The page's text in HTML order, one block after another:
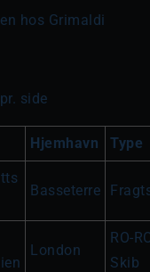
hos Grimaldi
side
Hjemhavn Type
Basseterre
London
RO-
Skib